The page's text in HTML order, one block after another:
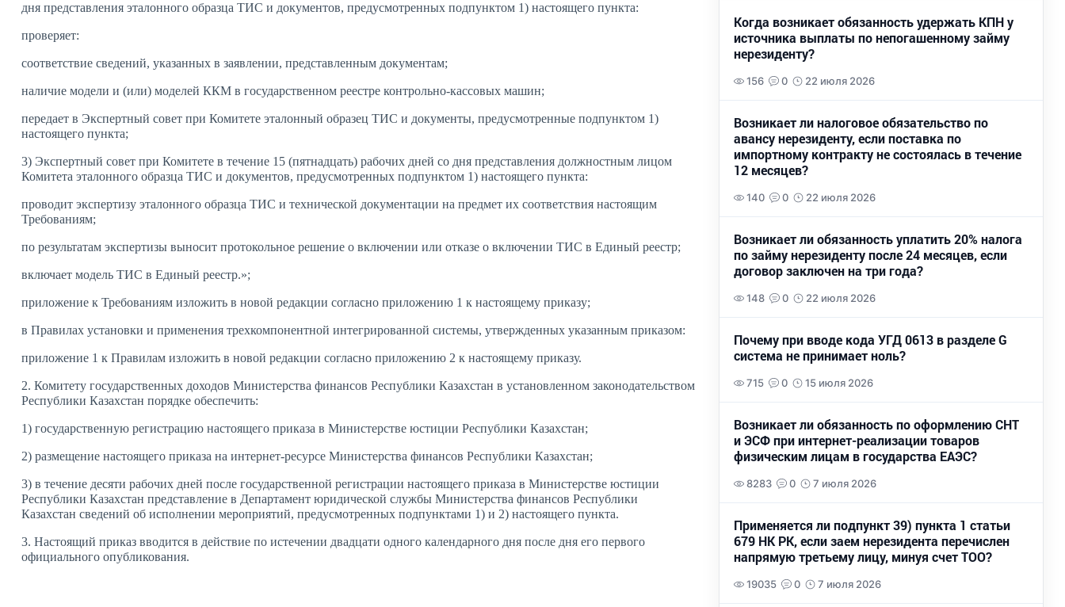
дня представления эталонного образца ТИС и документов, предусмотренных подпунктом 1) настоящего пункта:
проверяет:
соответствие сведений, указанных в заявлении, представленным документам;
наличие модели и (или) моделей ККМ в государственном реестре контрольно-кассовых машин;
передает в Экспертный совет при Комитете эталонный образец ТИС и документы, предусмотренные подпунктом 1)
настоящего пункта;
3) Экспертный совет при Комитете в течение 15 (пятнадцать) рабочих дней со дня представления должностным лицом
Комитета эталонного образца ТИС и документов, предусмотренных подпунктом 1) настоящего пункта:
проводит экспертизу эталонного образца ТИС и технической документации на предмет их соответствия настоящим
Требованиям;
по результатам экспертизы выносит протокольное решение о включении или отказе о включении ТИС в Единый реестр;
включает модель ТИС в Единый реестр.»;
приложение к Требованиям изложить в новой редакции согласно приложению 1 к настоящему приказу;
в Правилах установки и применения трехкомпонентной интегрированной системы, утвержденных указанным приказом:
приложение 1 к Правилам изложить в новой редакции согласно приложению 2 к настоящему приказу.
2. Комитету государственных доходов Министерства финансов Республики Казахстан в установленном законодательством
Республики Казахстан порядке обеспечить:
1) государственную регистрацию настоящего приказа в Министерстве юстиции Республики Казахстан;
2) размещение настоящего приказа на интернет-ресурсе Министерства финансов Республики Казахстан;
3) в течение десяти рабочих дней после государственной регистрации настоящего приказа в Министерстве юстиции
Республики Казахстан представление в Департамент юридической службы Министерства финансов Республики
Казахстан сведений об исполнении мероприятий, предусмотренных подпунктами 1) и 2) настоящего пункта.
3. Настоящий приказ вводится в действие по истечении двадцати одного календарного дня после дня его первого
официального опубликования.
Когда возникает обязанность удержать КПН у
источника выплаты по непогашенному займу
нерезиденту?
156 0 22 июля 2026
Возникает ли налоговое обязательство по
авансу нерезиденту, если поставка по
импортному контракту не состоялась в течение
12 месяцев?
140 0 22 июля 2026
Возникает ли обязанность уплатить 20% налога
по займу нерезиденту после 24 месяцев, если
договор заключен на три года?
148 0 22 июля 2026
Почему при вводе кода УГД 0613 в разделе G
система не принимает ноль?
715 0 15 июля 2026
Возникает ли обязанность по оформлению СНТ
и ЭСФ при интернет-реализации товаров
физическим лицам в государства ЕАЭС?
8283 0 7 июля 2026
Применяется ли подпункт 39) пункта 1 статьи
679 НК РК, если заем нерезидента перечислен
напрямую третьему лицу, минуя счет ТОО?
19035 0 7 июля 2026